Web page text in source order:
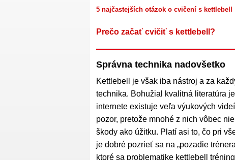
5 najčastejších otázok o cvičení s kettlebell
Prečo začať cvičiť s kettlebell?
Správna technika nadovšetko
Kettlebell je však iba nástroj a za
technika. Bohužial kvalitná literatúra
internete existuje veľa výukových
pozor, pretože mnohé z nich vôbec
škody ako úžitku. Platí asi to, čo pri
je dobré pozrieť sa na „pozadie
ktoré sa problematike kettlebell